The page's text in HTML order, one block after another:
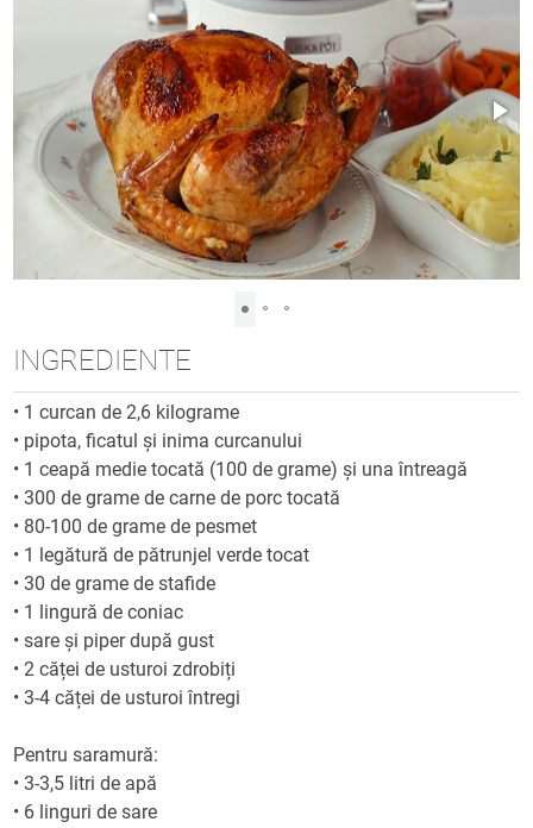
INGREDIENTE
• 1 curcan de 2,6 kilograme
• pipota, ficatul și inima curcanului
• 1 ceapă medie tocată (100 de grame) și una întreagă
•300 de grame de carne de porc tocată
• 80-100 de grame de pesmet
• 1 legătură de pătrunjel verde tocat
•30 de grame de stafide
• 1 lingură de coniac
•sare și piper după gust
• 2 căței de usturoi zdrobiți
•3-4 căței de usturoi întregi
Pentru saramură:
•3-3,5 litri de apă
• 6 linguri de sare